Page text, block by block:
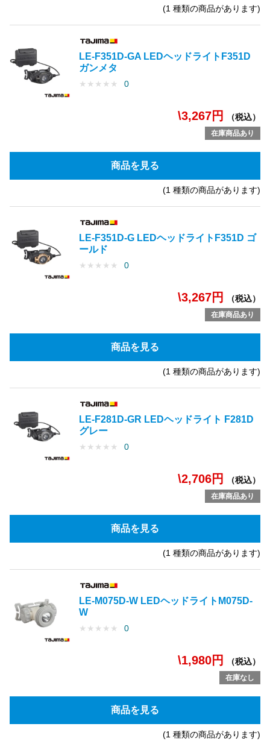
(1 種類の商品があります)
LE-F351D-GA LEDヘッドライトF351D
ガンメタ
★ ★ ★ ★ ★ 0
\3,267円 （税込）
在庫商品あり
商品を見る
(1 種類の商品があります)
LE-F351D-G LEDヘッドライトF351D ゴ
ールド
★ ★ ★ ★ ★ 0
\3,267円 （税込）
在庫商品あり
商品を見る
(1 種類の商品があります)
LE-F281D-GR LEDヘッドライト F281D
グレー
★ ★ ★ ★ ★ 0
\2,706円 （税込）
在庫商品あり
商品を見る
(1 種類の商品があります)
LE-M075D-W LEDヘッドライトM075D-
W
★ ★ ★ ★ ★ 0
\1,980円 （税込）
在庫なし
商品を見る
(1 種類の商品があります)